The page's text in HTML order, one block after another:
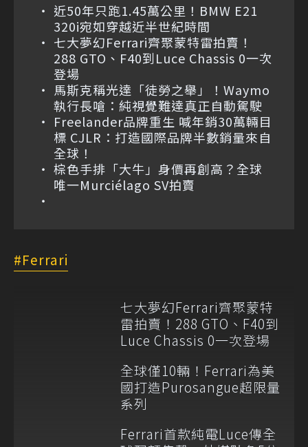
近50年只跑1.45萬公里！BMW E21
320i宛如穿越近半世紀時間
七大夢幻Ferrari齊聚蒙特雷拍賣！
288 GTO、F40到Luce Chassis 0一次
登場
馬斯克稱光達「徒勞之舉」！Waymo
執行長嗆：純視覺難達真正自動駕駛
Freelander品牌重生 喊年銷30萬輛目
標 CJLR：打造國際品牌半數銷量來自
全球！
棕色手排「大牛」身價再創高？全球
唯一Murciélago SV拍賣
Ferrari
七大夢幻Ferrari齊聚蒙特
雷拍賣！288 GTO、F40到
Luce Chassis 0一次登場
全球僅10輛！Ferrari為美
國打造Purosangue超限量
系列
Ferrari首款純電Luce傳全